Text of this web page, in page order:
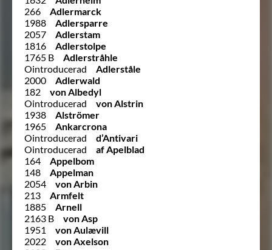
266
Adlermarck
1988
Adlersparre
2057
Adlerstam
1816
Adlerstolpe
1765 B
Adlerstråhle
Ointroducerad
Adlerståle
2000
Adlerwald
182
von Albedyl
Ointroducerad
von Alstrin
1938
Alströmer
1965
Ankarcrona
Ointroducerad
d’Antivari
Ointroducerad
af Apelblad
164
Appelbom
148
Appelman
2054
von Arbin
213
Armfelt
1885
Arnell
2163 B
von Asp
1951
von Aulævill
2022
von Axelson